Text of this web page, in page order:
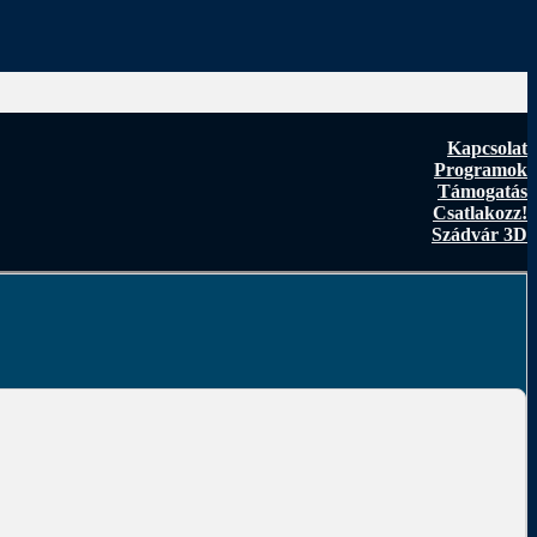
Kapcsolat
Programok
Támogatás
Csatlakozz!
Szádvár 3D